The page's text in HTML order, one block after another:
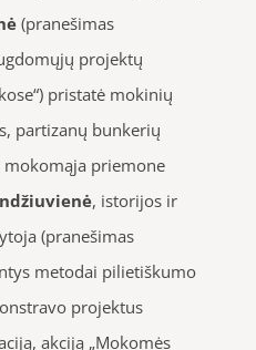
(pranešimas
projektų
pristatė mokinių
partizanų bunkerių
priemone
, istorijos ir
(pranešimas
metodai pilietiškumo
projektus
akciją „Mokomės